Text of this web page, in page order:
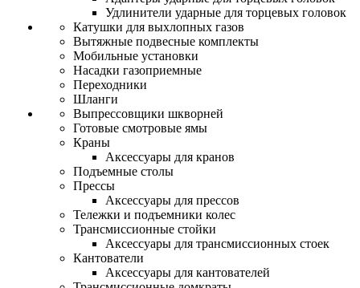
Удлинители ударные для торцевых головок
Катушки для выхлопных газов
Вытяжные подвесные комплекты
Мобильные установки
Насадки газоприемные
Переходники
Шланги
Выпрессовщики шкворней
Готовые смотровые ямы
Краны
Аксессуары для кранов
Подъемные столы
Прессы
Аксессуары для прессов
Тележки и подъемники колес
Трансмиссионные стойки
Аксессуары для трансмиссионных стоек
Кантователи
Аксессуары для кантователей